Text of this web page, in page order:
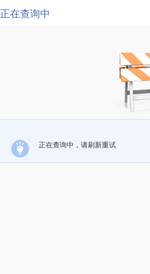
正在查询中
正在查询中，请刷新重试